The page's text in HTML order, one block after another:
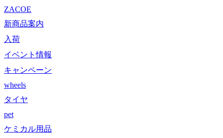
ZACOE
新商品案内
入荷
イベント情報
キャンペーン
wheels
タイヤ
pet
ケミカル用品